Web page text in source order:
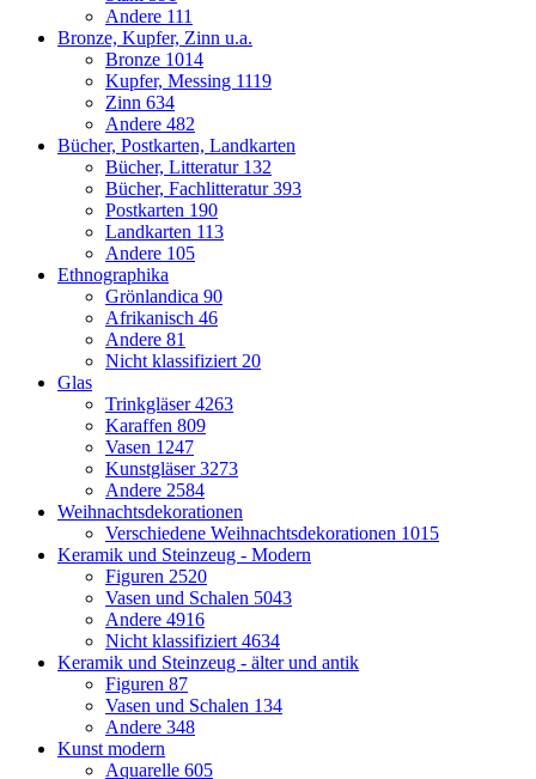
Andere 111
Bronze, Kupfer, Zinn u.a.
Bronze 1014
Kupfer, Messing 1119
Zinn 634
Andere 482
Bücher, Postkarten, Landkarten
Bücher, Litteratur 132
Bücher, Fachlitteratur393
Postkarten 190
Landkarten 113
Andere 105
Ethnographika
Grönlandica 90
Afrikanisch 46
Andere 81
Nicht klassifiziert 20
Glas
Trinkgläser4263
Karaffen 809
Vasen 1247
Kunstgläser3273
Andere 2584
Weihnachtsdekorationen
Verschiedene Weihnachtsdekorationen 1015
Keramik und Steinzeug - Modern
Figuren 2520
Vasen und Schalen 5043
Andere 4916
Nicht klassifiziert 4634
Keramik und Steinzeug - älter und antik
Figuren 87
Vasen und Schalen 134
Andere 348
Kunst modern
Aquarelle 605